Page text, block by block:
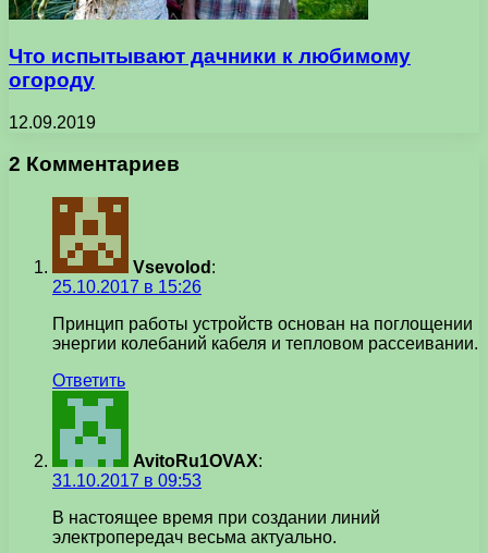
Что испытывают дачники к любимому
огороду
12.09.2019
2 Комментариев
Vsevolod :
25.10.2017 в 15:26
Принцип работы устройств основан на поглощении
энергии колебаний кабеля и тепловом рассеивании.
Ответить
AvitoRu1OVAX:
31.10.2017 в 09:53
В настоящее время при создании линий
электропередач весьма актуально.